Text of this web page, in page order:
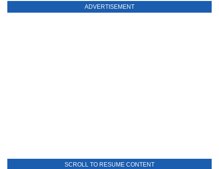
ADVERTISEMENT
SCROLL TO RESUME CONTENT